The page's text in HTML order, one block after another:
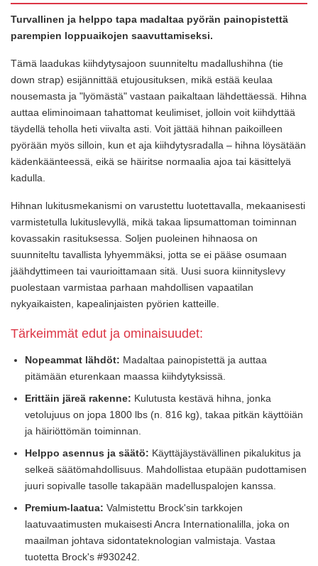
Turvallinen ja helppo tapa madaltaa pyörän painopistettä
parempien loppuaikojen saavuttamiseksi.
Tämä laadukas kiihdytysajoon suunniteltu madallushihna (tie
down strap) esijännittää etujousituksen, mikä estää keulaa
nousemasta ja "lyömästä" vastaan paikaltaan lähdettäessä. Hihna
auttaa eliminoimaan tahattomat keulimiset, jolloin voit kiihdyttää
täydellä teholla heti viivalta asti. Voit jättää hihnan paikoilleen
pyörään myös silloin, kun et aja kiihdytysradalla – hihna löysätään
kädenkäänteessä, eikä se häiritse normaalia ajoa tai käsittelyä
kadulla.
Hihnan lukitusmekanismi on varustettu luotettavalla, mekaanisesti
varmistetulla lukituslevyllä, mikä takaa lipsumattoman toiminnan
kovassakin rasituksessa. Soljen puoleinen hihnaosa on
suunniteltu tavallista lyhyemmäksi, jotta se ei pääse osumaan
jäähdyttimeen tai vaurioittamaan sitä. Uusi suora kiinnityslevy
puolestaan varmistaa parhaan mahdollisen vapaatilan
nykyaikaisten, kapealinjaisten pyörien katteille.
Tärkeimmät edut ja ominaisuudet:
Nopeammat lähdöt: Madaltaa painopistettä ja auttaa
pitämään eturenkaan maassa kiihdytyksissä.
Erittäin järeä rakenne: Kulutusta kestävä hihna, jonka
vetolujuus on jopa 1800 lbs (n. 816 kg), takaa pitkän käyttöiän
ja häiriöttömän toiminnan.
Helppo asennus ja säätö: Käyttäjäystävällinen pikalukitus ja
selkeä säätömahdollisuus. Mahdollistaa etupään pudottamisen
juuri sopivalle tasolle takapään madelluspalojen kanssa.
Premium-laatua: Valmistettu Brock'sin tarkkojen
laatuvaatimusten mukaisesti Ancra Internationalilla, joka on
maailman johtava sidontateknologian valmistaja. Vastaa
tuotetta Brock's #930242.